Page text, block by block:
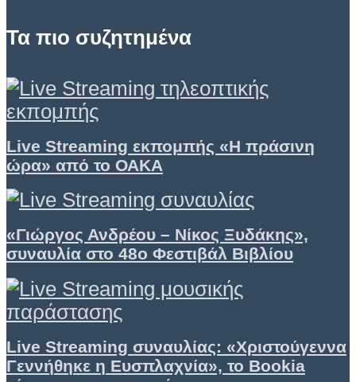
Τα πιο συζητημένα
Live Streaming εκπομπής «Η πράσινη
ώρα» από το ΟΑΚΑ
«Γιώργος Ανδρέου – Νίκος Ξυδάκης»,
συναυλία στο 48ο Φεστιβάλ Βιβλίου
Live Streaming συναυλίας: «Χριστούγεννα
Γεννήθηκε η Ευσπλαχνία», το Bookia